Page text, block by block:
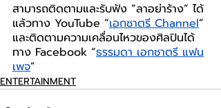
สามารถติดตามและรับฟัง “ลาอย่าร้าง” ได้
แล้วทาง YouTube “เอกชาตรี Channel”
และติดตามความเคลื่อนไหวของศิลปินได้
ทาง Facebook “ธรรมดา เอกชาตรี แฟน
เพจ”
ENTERTAINMENT